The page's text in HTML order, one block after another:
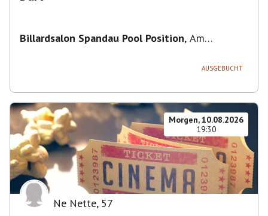
Billardsalon Spandau Pool Position, Am
AUSGEBUCHT
Morgen, 10.08.2026
19:30
Ne Nette, 57